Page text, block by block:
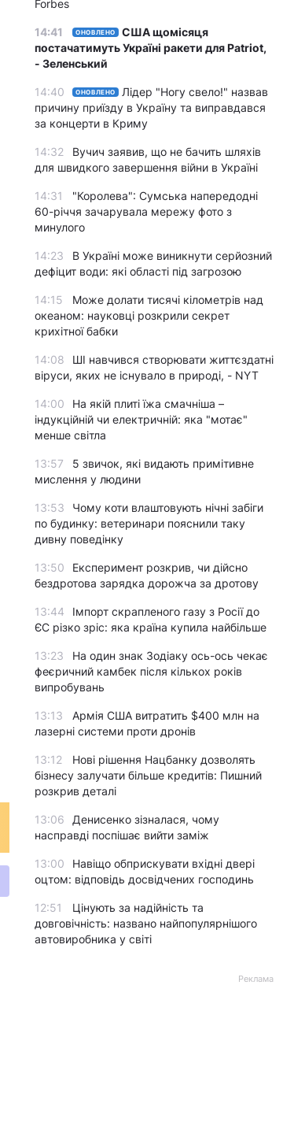
Forbes
14:41 ОНОВЛЕНО
США щомісяця
постачатимуть Україні ракети для Patriot,
- Зеленський
14:40 ОНОВЛЕНО
Лідер "Ногу свело!" назвав
причину приїзду в Україну та виправдався
за концерти в Криму
14:32
Вучич заявив, що не бачить шляхів
для швидкого завершення війни в Україні
14:31
"Королева": Сумська напередодні
60-річчя зачарувала мережу фото з
минулого
14:23
В Україні може виникнути серйозний
дефіцит води: які області під загрозою
14:15
Може долати тисячі кілометрів над
океаном: науковці розкрили секрет
крихітної бабки
14:08
ШІ навчився створювати життєздатні
віруси, яких не існувало в природі, - NYT
14:00
На якій плиті їжа смачніша –
індукційній чи електричній: яка "мотає"
менше світла
13:57
5 звичок, які видають примітивне
мислення у людини
13:53
Чому коти влаштовують нічні забіги
по будинку: ветеринари пояснили таку
дивну поведінку
13:50
Експеримент розкрив, чи дійсно
бездротова зарядка дорожча за дротову
13:44
Імпорт скрапленого газу з Росії до
ЄС різко зріс: яка країна купила найбільше
13:23
На один знак Зодіаку ось-ось чекає
феєричний камбек після кількох років
випробувань
13:13
Армія США витратить $400 млн на
лазерні системи проти дронів
13:12
Нові рішення Нацбанку дозволять
бізнесу залучати більше кредитів: Пишний
розкрив деталі
13:06
Денисенко зізналася, чому
насправді поспішає вийти заміж
13:00
Навіщо обприскувати вхідні двері
оцтом: відповідь досвідчених господинь
12:51
Цінують за надійність та
довговічність: названо найпопулярнішого
автовиробника у світі
Реклама